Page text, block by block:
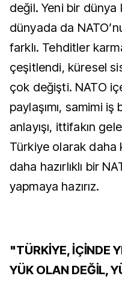
değil. Yeni bir
dünyada da
farklı. Tehditler
çeşitlendi, küresel
çok değişti. NATO
paylaşımı, samimi
anlayışı, ittifakın
Türkiye olarak daha
daha hazırlıklı bir
yapmaya hazırız.
"TÜRKİYE, İÇİNDE
YÜK OLAN DEĞİL,